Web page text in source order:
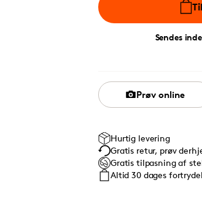
Sendes
Prøv online
Hurtig levering
Gratis retur, prøv
Gratis tilpasning af
Altid 30 dages